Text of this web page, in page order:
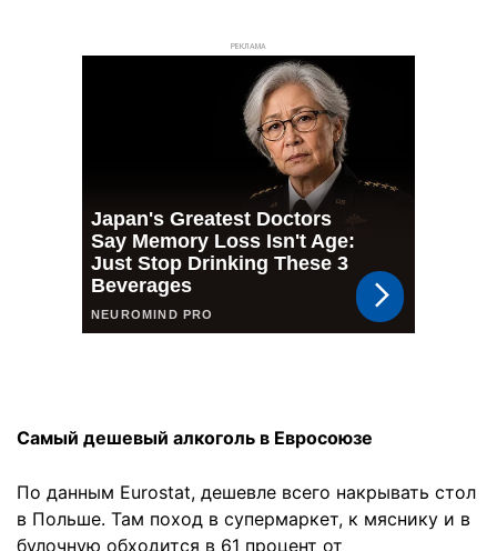
РЕКЛАМА
Самый дешевый алкоголь в Евросоюзе
По данным Eurostat, дешевле всего накрывать стол
в Польше. Там поход в супермаркет, к мяснику и в
булочную обходится в 61 процент от